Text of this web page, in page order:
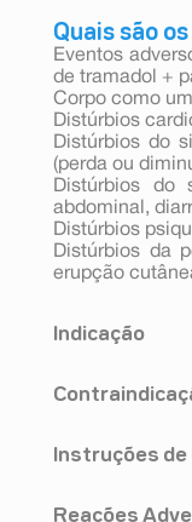
Quais são
Eventos
de tramadol +
Corpo como
Distúrbios
Distúrbios do
(perda ou
Distúrbios do
abdominal,
Distúrbios
Distúrbios da
erupção
Indicação
subagudo e
paracetamol, a
Instruções de
Os
Reações